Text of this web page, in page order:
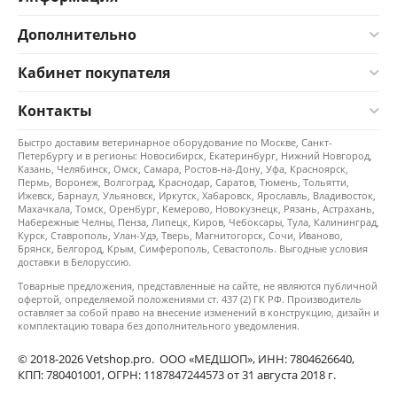
Дополнительно
Кабинет покупателя
Контакты
Быстро доставим ветеринарное оборудование по Москве, Санкт-
Петербургу и в регионы: Новосибирск, Екатеринбург, Нижний Новгород,
Казань, Челябинск, Омск, Самара, Ростов-на-Дону, Уфа, Красноярск,
Пермь, Воронеж, Волгоград, Краснодар, Саратов, Тюмень, Тольятти,
Ижевск, Барнаул, Ульяновск, Иркутск, Хабаровск, Ярославль, Владивосток,
Махачкала, Томск, Оренбург, Кемерово, Новокузнецк, Рязань, Астрахань,
Набережные Челны, Пенза, Липецк, Киров, Чебоксары, Тула, Калининград,
Курск, Ставрополь, Улан-Удэ, Тверь, Магнитогорск, Сочи, Иваново,
Брянск, Белгород, Крым, Симферополь, Севастополь. Выгодные условия
доставки в Белоруссию.
Товарные предложения, представленные на сайте, не являются публичной
офертой, определяемой положениями ст. 437 (2) ГК РФ. Производитель
оставляет за собой право на внесение изменений в конструкцию, дизайн и
комплектацию товара без дополнительного уведомления.
© 2018-2026 Vetshop.pro. ООО «МЕДШОП», ИНН: 7804626640,
КПП: 780401001, ОГРН: 1187847244573 от 31 августа 2018 г.